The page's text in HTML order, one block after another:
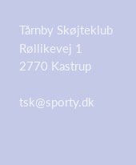
Tårnby Skøjteklub
Røllikevej 1
2770 Kastrup
tsk@sporty.dk